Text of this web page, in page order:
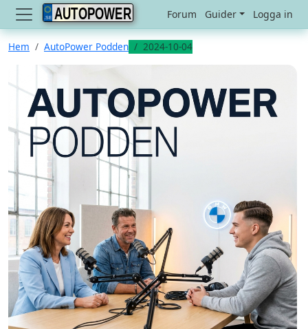
AUTOPOWER Forum Guider Logga in
Hem AutoPower Podden 2024-10-04